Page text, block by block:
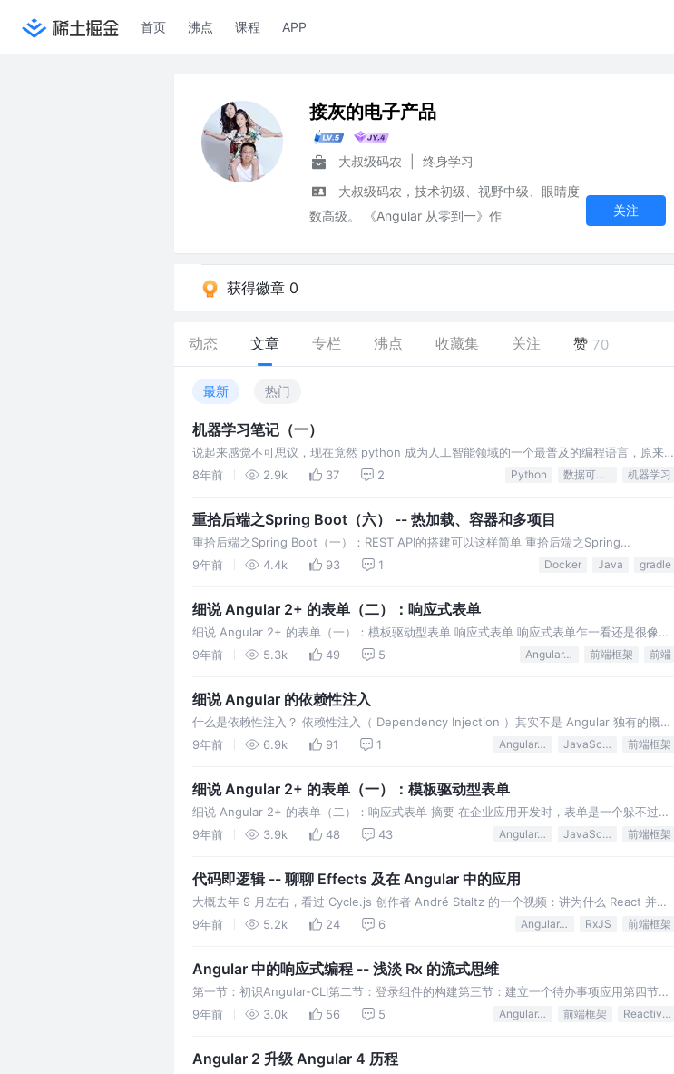
首页 沸点 课程 APP
接灰的电子产品
大叔级码农
终身学习
大叔级码农，技术初级、视野中级、眼睛度
数高级。 《Angular 从零到一》作
关注
获得徽章 0
动态 文章 专栏 沸点 收藏集 关注 赞 70
最新 热门
机器学习笔记（一）
说起来感觉不可思议，现在竟然 python 成为人工智能领域的一个最普及的编程语言，原来我
学习机器学习时，大家用的是 Matlab 或者 Prolog 。应该是 python 作为主流编程语言之
全…
8年前 2.9k 37 2 Python 数据可视化 机器学习
重拾后端之Spring Boot（六） -- 热加载、容器和多项目
重拾后端之Spring Boot（一）：REST API的搭建可以这样简单 重拾后端之Spring
Boot（二）：MongoDb的无缝集成 重拾后端之Spring Boot（三）：找回熟悉的
9年前 4.4k 93 1 Docker Java gradle
细说 Angular 2+ 的表单（二）：响应式表单
细说 Angular 2+ 的表单（一）：模板驱动型表单 响应式表单 响应式表单乍一看还是很像模
板驱动型表单的，但响应式表单需要引入一个不同的模块： ReactiveFormsModule 而不是
9年前 5.3k 49 5 Angular.js 前端框架 前端
细说 Angular 的依赖性注入
什么是依赖性注入？ 依赖性注入（ Dependency Injection ）其实不是 Angular 独有的概
念，这是一个已经存在很长时间的设计模式，也可以叫做控制反转 （ Inverse of Control
9年前 6.9k 91 1 Angular.js JavaScript 前端框架
细说 Angular 2+ 的表单（一）：模板驱动型表单
细说 Angular 2+ 的表单（二）：响应式表单 摘要 在企业应用开发时，表单是一个躲不过去
的事情，和面向消费者的应用不同，企业领域的开发中，表单的使用量是惊人的。这些表单的
骤的，各种复杂…
9年前 3.9k 48 43 Angular.js JavaScript 前端框架
代码即逻辑 -- 聊聊 Effects 及在 Angular 中的应用
大概去年 9 月左右，看过 Cycle.js 创作者 André Staltz 的一个视频：讲为什么 React 并不
是一个响应式的框架，同时介绍了 Cycle.js。当时就觉得这个思路好牛叉，但一直有点似懂非
9年前 5.2k 24 6 Angular.js RxJS 前端框架
Angular 中的响应式编程 -- 浅淡 Rx 的流式思维
第一节：初识Angular-CLI第二节：登录组件的构建第三节：建立一个待办事项应用第四节：
进化！模块化你的应用第五节：多用户版本的待办事项应用第六节：使用第三方样式库及模块
9年前 3.0k 56 5 Angular.js 前端框架 ReactiveX
Angular 2 升级 Angular 4 历程